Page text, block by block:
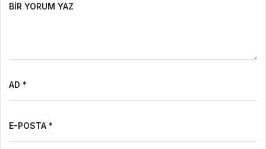
BIR YORUM YAZ
AD *
E-POSTA *